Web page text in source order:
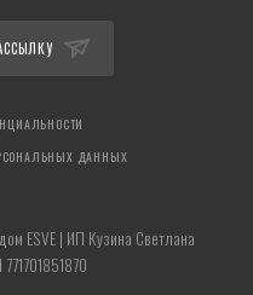
ДАННЫХ
ESVE | ИП Кузина Светлана